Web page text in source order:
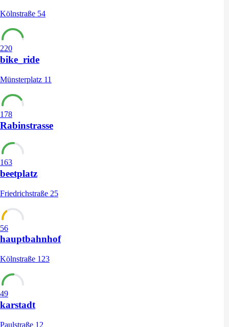
Kölnstraße 54
220
bike_ride
Münsterplatz 11
178
Rabinstrasse
163
beetplatz
Friedrichstraße 25
56
hauptbahnhof
Kölnstraße 123
49
karstadt
Paulstraße 12